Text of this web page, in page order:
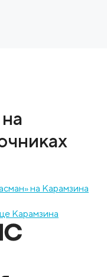
на Карамзина